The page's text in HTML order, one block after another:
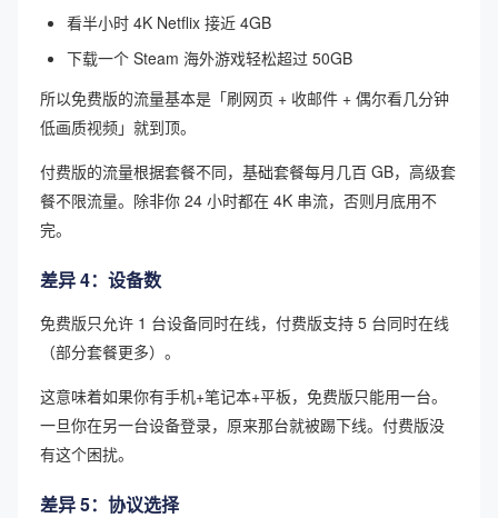
看半小时 4K Netflix 接近 4GB
下载一个 Steam 海外游戏轻松超过 50GB
所以免费版的流量基本是「刷网页 + 收邮件 + 偶尔看几分钟
低画质视频」就到顶。
付费版的流量根据套餐不同，基础套餐每月几百 GB，高级套
餐不限流量。除非你 24 小时都在 4K 串流，否则月底用不
完。
差异 4：设备数
免费版只允许 1 台设备同时在线，付费版支持 5 台同时在线
（部分套餐更多）。
这意味着如果你有手机+笔记本+平板，免费版只能用一台。
一旦你在另一台设备登录，原来那台就被踢下线。付费版没
有这个困扰。
差异 5：协议选择